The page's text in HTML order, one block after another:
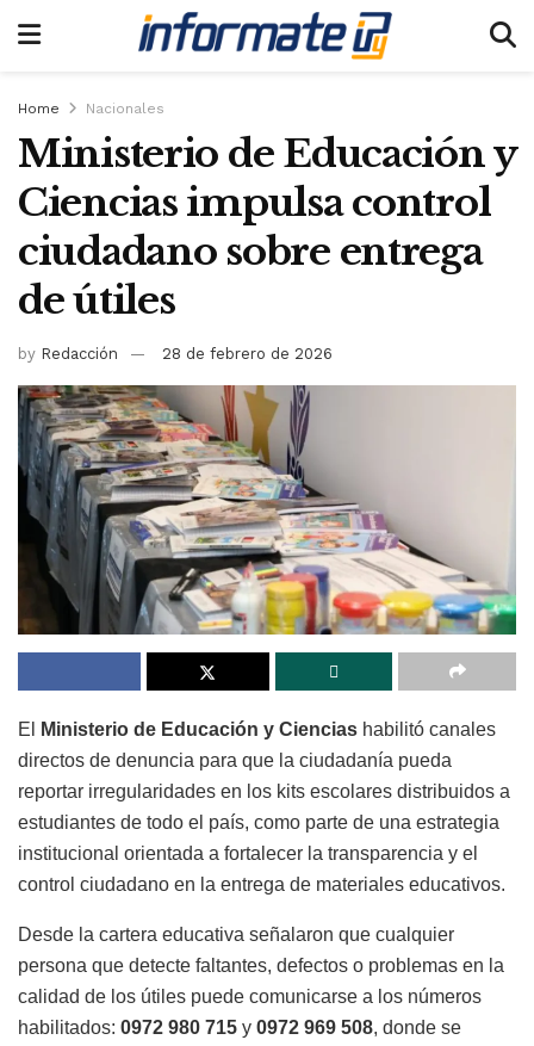
Home Nacionales
Ministerio de Educación y
Ciencias impulsa control
ciudadano sobre entrega
de útiles
by Redacción 28 de febrero de 2026
El Ministerio de Educación y Ciencias habilitó canales
directos de denuncia para que la ciudadanía pueda
reportar irregularidades en los kits escolares distribuidos a
estudiantes de todo el país, como parte de una estrategia
institucional orientada a fortalecer la transparencia y el
control ciudadano en la entrega de materiales educativos.
Desde la cartera educativa señalaron que cualquier
persona que detecte faltantes, defectos o problemas en la
calidad de los útiles puede comunicarse a los números
habilitados: 0972 980 715 y 0972 969 508, donde se